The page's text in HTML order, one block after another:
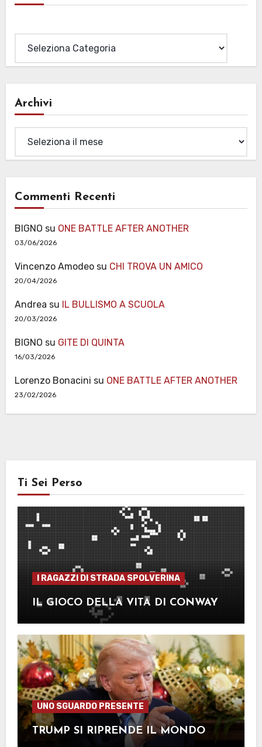
Archivi
Commenti Recenti
BIGNO su ONE BATTLE AFTER ANOTHER
03/06/2026
Vincenzo Amodeosu CHI TROVA UN AMICO
20/04/2026
Andrea su IL BULLISMO A SCUOLA
20/03/2026
BIGNO su GITE DI QUINTA
16/03/2026
Lorenzo Bonacini su ONE BATTLE AFTER ANOTHER
23/02/2026
Ti Sei Perso
I RAGAZZI DI STRADA SPOLVERINA
IL GIOCO DELLA VITA DI CONWAY
UNO SGUARDO PRESENTE
TRUMP SI RIPRENDE IL MONDO